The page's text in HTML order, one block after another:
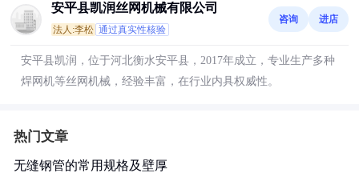
安平县凯润丝网机械有限公司
法人:李松 通过真实性核验
咨询 进店
安平县凯润，位于河北衡水安平县，2017年成立，专业生产多种
焊网机等丝网机械，经验丰富，在行业内具权威性。
热门文章
无缝钢管的常用规格及壁厚